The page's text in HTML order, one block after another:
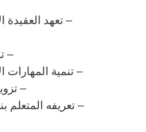
– تعهد العقيدة
–
– تنمية المهارات
–
– تعريفه المتعلم